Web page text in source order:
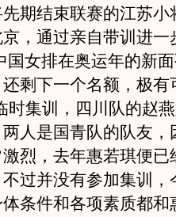
期结束联赛的江苏小
，通过亲自带训进一
国女排在奥运年的新
剩下一个名额，极有
时集训，四川队的赵
人是国青队的队友，
烈，去年惠若琪便已
过并没有参加集训，
条件和各项素质都和